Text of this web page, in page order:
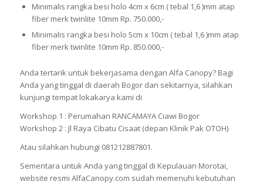
Minimalis rangka besi holo 4cm x 6cm ( tebal 1,6 )mm atap
fiber merk twinlite 10mm Rp. 750.000,-
Minimalis rangka besi holo 5cm x 10cm ( tebal 1,6 )mm atap
fiber merk twinlite 10mm Rp. 850.000,-
Anda tertarik untuk bekerjasama dengan Alfa Canopy? Bagi
Anda yang tinggal di daerah Bogor dan sekitarnya, silahkan
kunjungi tempat lokakarya kami di
Workshop 1 : Perumahan RANCAMAYA Ciawi Bogor
Workshop 2 : Jl Raya Cibatu Cisaat (depan Klinik Pak OTOH)
Atau silahkan hubungi 081212887801.
Sementara untuk Anda yang tinggal di Kepulauan Morotai,
website resmi AlfaCanopy.com sudah memenuhi kebutuhan